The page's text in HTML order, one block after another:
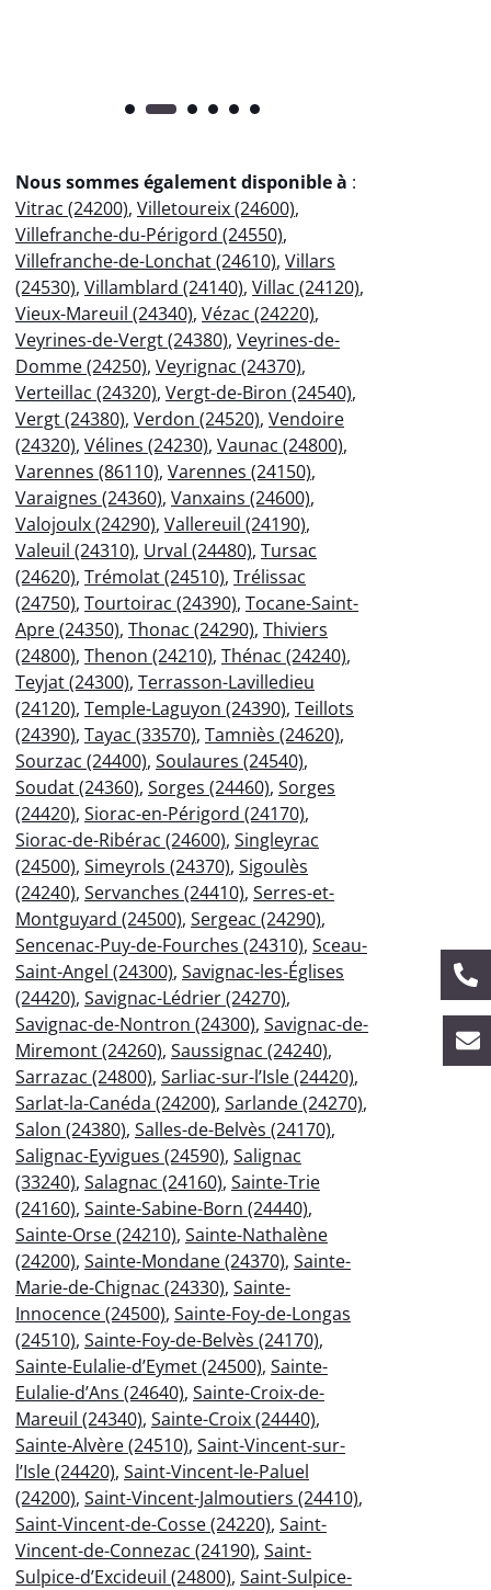
Nous sommes également disponible à :
Vitrac (24200), Villetoureix (24600),
Villefranche-du-Périgord (24550),
Villefranche-de-Lonchat (24610), Villars
(24530), Villamblard (24140), Villac (24120),
Vieux-Mareuil (24340), Vézac (24220),
Veyrines-de-Vergt (24380), Veyrines-de-
Domme (24250), Veyrignac (24370),
Verteillac (24320), Vergt-de-Biron (24540),
Vergt (24380), Verdon (24520), Vendoire
(24320), Vélines (24230), Vaunac (24800),
Varennes (86110), Varennes (24150),
Varaignes (24360), Vanxains (24600),
Valojoulx (24290), Vallereuil (24190),
Valeuil (24310), Urval (24480), Tursac
(24620), Trémolat (24510), Trélissac
(24750), Tourtoirac (24390), Tocane-Saint-
Apre (24350), Thonac (24290), Thiviers
(24800), Thenon (24210), Thénac (24240),
Teyjat (24300), Terrasson-Lavilledieu
(24120), Temple-Laguyon (24390), Teillots
(24390), Tayac (33570), Tamniès (24620),
Sourzac (24400), Soulaures (24540),
Soudat (24360), Sorges (24460), Sorges
(24420), Siorac-en-Périgord (24170),
Siorac-de-Ribérac (24600), Singleyrac
(24500), Simeyrols (24370), Sigoulès
(24240), Servanches (24410), Serres-et-
Montguyard (24500), Sergeac (24290),
Sencenac-Puy-de-Fourches (24310), Sceau-
Saint-Angel (24300), Savignac-les-Églises
(24420), Savignac-Lédrier (24270),
Savignac-de-Nontron (24300), Savignac-de-
Miremont (24260), Saussignac (24240),
Sarrazac (24800), Sarliac-sur-l’Isle (24420),
Sarlat-la-Canéda (24200), Sarlande (24270),
Salon (24380), Salles-de-Belvès (24170),
Salignac-Eyvigues (24590), Salignac
(33240), Salagnac (24160), Sainte-Trie
(24160), Sainte-Sabine-Born (24440),
Sainte-Orse (24210), Sainte-Nathalène
(24200), Sainte-Mondane (24370), Sainte-
Marie-de-Chignac (24330), Sainte-
Innocence (24500), Sainte-Foy-de-Longas
(24510), Sainte-Foy-de-Belvès (24170),
Sainte-Eulalie-d’Eymet (24500), Sainte-
Eulalie-d’Ans (24640), Sainte-Croix-de-
Mareuil (24340), Sainte-Croix (24440),
Sainte-Alvère (24510), Saint-Vincent-sur-
l’Isle (24420), Saint-Vincent-le-Paluel
(24200), Saint-Vincent-Jalmoutiers (24410),
Saint-Vincent-de-Cosse (24220), Saint-
Vincent-de-Connezac (24190), Saint-
Sulpice-d’Excideuil (24800), Saint-Sulpice-